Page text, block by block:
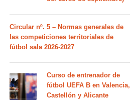
Circular nº. 5 – Normas generales de
las competiciones territoriales de
fútbol sala 2026-2027
Curso de entrenador de
fútbol UEFA B en Valencia,
Castellón y Alicante